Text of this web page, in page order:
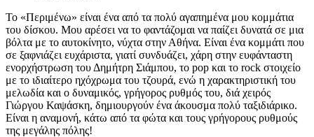
Το «Περιμένω» είναι ένα από τα πολύ αγαπημένα μου κομμάτια
του δίσκου. Μου αρέσει να το φαντάζομαι να παίζει δυνατά σε μια
βόλτα με το αυτοκίνητο, νύχτα στην Αθήνα. Είναι ένα κομμάτι που
σε ξαφνιάζει ευχάριστα, γιατί συνδυάζει, χάρη στην ευφάνταστη
ενορχήστρωση του Δημήτρη Σιάμπου, το pop και το rock στοιχείο
με το ιδιαίτερο ηχόχρωμα του τζουρά, ενώ η χαρακτηριστική του
μελωδία και ο δυναμικός, γρήγορος ρυθμός του, διά χειρός
Γιώργου Καψάσκη, δημιουργούν ένα άκουσμα πολύ ταξιδιάρικο.
Είναι η αναμονή, κάτω από τα φώτα και τους γρήγορους ρυθμούς
της μεγάλης πόλης!